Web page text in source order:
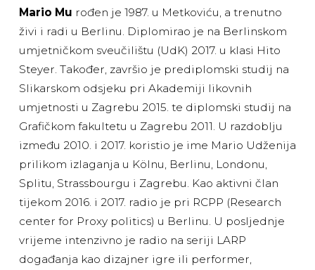
Mario Mu rođen je 1987. u Metkoviću, a trenutno
živi i radi u Berlinu. Diplomirao je na Berlinskom
umjetničkom sveučilištu (UdK) 2017. u klasi Hito
Steyer. Također, završio je prediplomski studij na
Slikarskom odsjeku pri Akademiji likovnih
umjetnosti u Zagrebu 2015. te diplomski studij na
Grafičkom fakultetu u Zagrebu 2011. U razdoblju
između 2010. i 2017. koristio je ime Mario Udženija
prilikom izlaganja u Kölnu, Berlinu, Londonu,
Splitu, Strassbourgu i Zagrebu. Kao aktivni član
tijekom 2016. i 2017. radio je pri RCPP (Research
center for Proxy politics) u Berlinu. U posljednje
vrijeme intenzivno je radio na seriji LARP
događanja kao dizajner igre ili performer,